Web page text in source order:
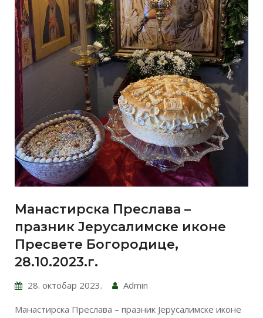
Манастирска Преслава –
празник Јерусалимске иконе
Пресвете Богородице,
28.10.2023.г.
28. октобар 2023. Admin
Манастирска Преслава – празник Јерусалимске иконе